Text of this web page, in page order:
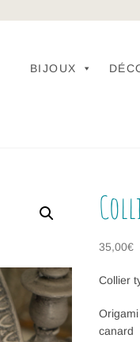
BIJOUX
35,00€
Collier
canard